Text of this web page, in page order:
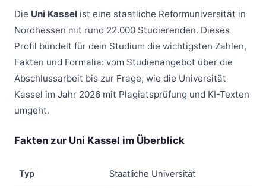
Die Uni Kassel ist eine staatliche Reformuniversität in
Nordhessen mit rund 22.000 Studierenden. Dieses
Profil bündelt für dein Studium die wichtigsten Zahlen,
Fakten und Formalia: vom Studienangebot über die
Abschlussarbeit bis zur Frage, wie die Universität
Kassel im Jahr 2026 mit Plagiatsprüfung und KI-Texten
umgeht.
Fakten zur Uni Kassel im Überblick
Typ Staatliche Universität